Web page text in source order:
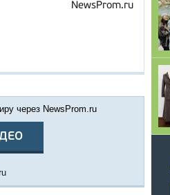
NewsProm.ru
через NewsProm.ru